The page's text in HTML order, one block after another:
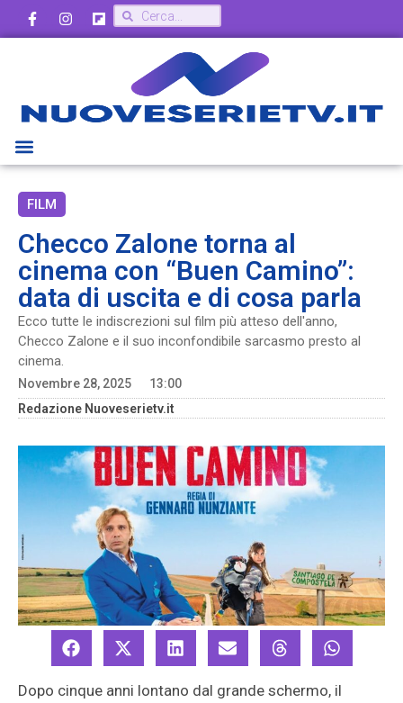
FILM
Checco Zalone torna al
cinema con “Buen Camino”:
data di uscita e di cosa parla
Ecco tutte le indiscrezioni sul film più atteso dell'anno,
Checco Zalone e il suo inconfondibile sarcasmo presto al
cinema.
Novembre 28, 2025
13:00
Redazione Nuoveserietv.it
Dopo cinque anni lontano dal grande schermo, il